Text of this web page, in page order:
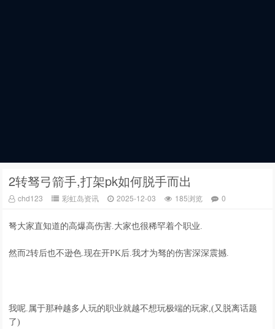
2转驽弓箭手,打架pk如何脱手而出
chd123 彩虹岛资讯 2025-12-03 185浏览 0
弩大家直知道的高爆高伤害.大家也很稀罕着个职业.
然而2转后也不逊色.现在开PK后.我才为驽的伤害深深震撼.
我呢.属于那种越多人玩的职业就越不想玩极端的玩家,(又脱离话题
了)